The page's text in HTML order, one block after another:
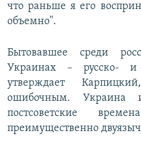
что раньше я его
объемно".
Бытовавшее среди
Украинах – русско- и
утверждает
ошибочным.
постсоветские
преимущественно